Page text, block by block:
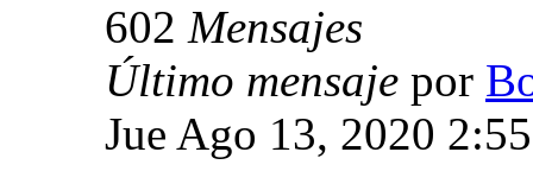
602 Mensajes
Último mensaje por
Jue Ago 13, 2020